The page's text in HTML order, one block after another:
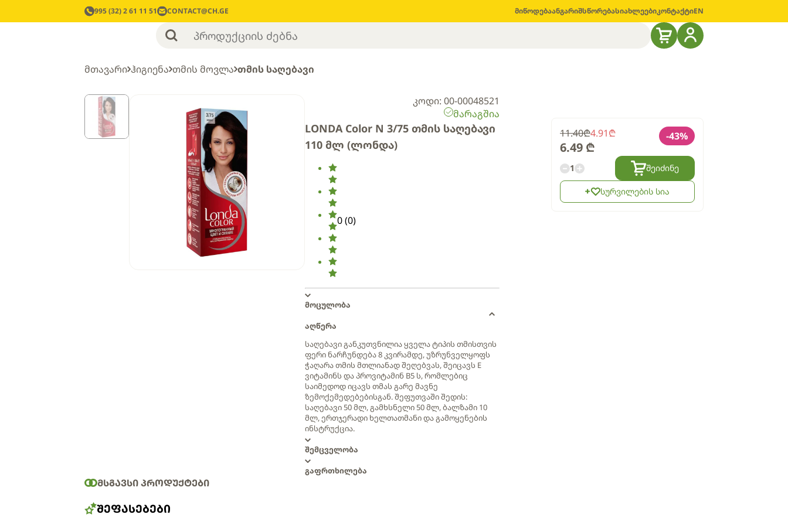
995 (32) 2 61 11 51 CONTACT@CH.GE მიწოდებაანგარიშსწორებასიახლეებიკონტაქტიEN
მთავარი ჰიგიენა თმის მოვლა თმის საღებავი
კოდი: 00-00048521
მარაგშია
LONDA Color N 3/75 თმის საღებავი
110 მლ (ლონდა)
0(0)
მოცულობა
აღწერა
საღებავი განკუთვნილია ყველა ტიპის თმისთვის
ფერი ნარჩუნდება 8 კვირამდე, უზრუნველყოფს
ჭაღარა თმის მთლიანად შეღებვას, შეიცავს E
ვიტამინს და პროვიტამინ B5 ს, რომლებიც
საიმედოდ იცავს თმას გარე მავნე
ზემოქემედებებისგან. შეფუთვაში შედის:
საღებავი 50 მლ, გამხსნელი 50 მლ, ბალზამი 10
მლ, ერთჯერადი ხელთათმანი და გამოყენების
ინსტრუქცია.
შემცველობა
გაფრთხილება
ᲛᲡᲒᲐᲕᲡᲘ ᲞᲠᲝᲓᲣᲥᲢᲔᲑᲘ
ᲨᲔᲤᲐᲡᲔᲑᲔᲑᲘ
11.40₾4.91₾
6.49₾
-43%
1 შეიძინე
სურვილების სია